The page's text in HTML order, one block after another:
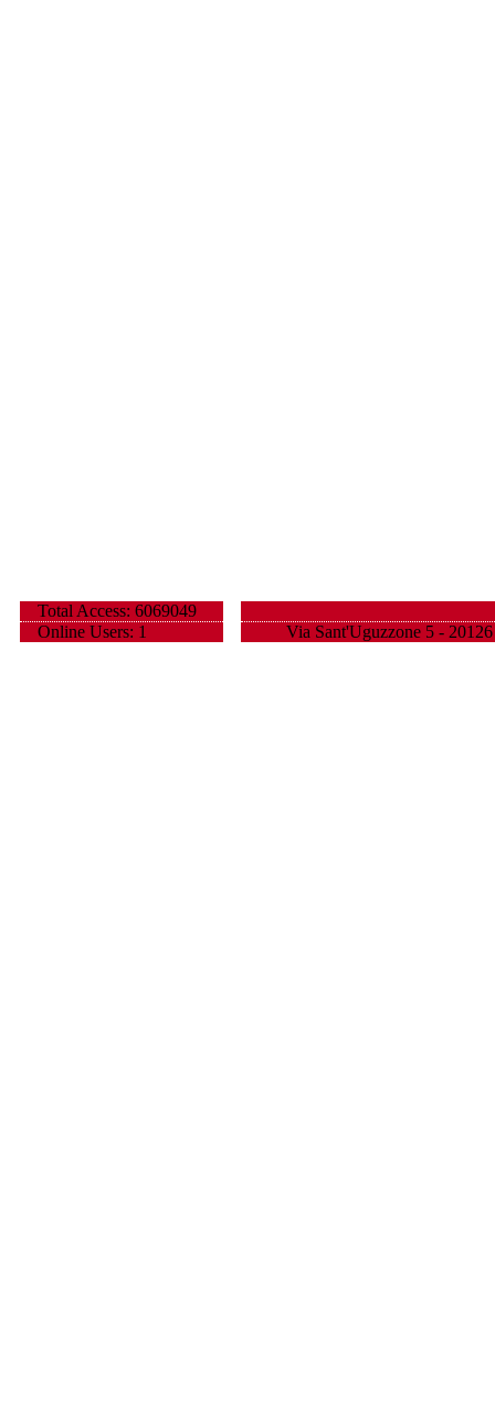
Total Access: 6069049
Online Users: 1
Via Sant'Uguzzone 5 -